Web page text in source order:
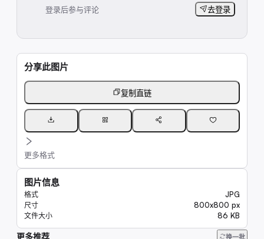
登录后参与评论 去登录
分享此图片
复制直链
更多格式
图片信息
格式 JPG
尺寸 800x800 px
文件大小 86 KB
更多推荐 换一批
6.6K